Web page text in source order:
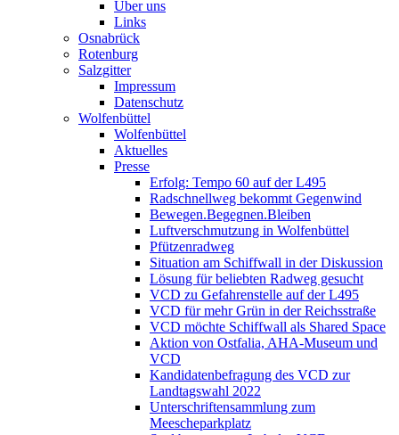
Über uns
Links
Osnabrück
Rotenburg
Salzgitter
Impressum
Datenschutz
Wolfenbüttel
Wolfenbüttel
Aktuelles
Presse
Erfolg: Tempo 60 auf der L495
Radschnellweg bekommt Gegenwind
Bewegen.Begegnen.Bleiben
Luftverschmutzung in Wolfenbüttel
Pfützenradweg
Situation am Schiffwall in der Diskussion
Lösung für beliebten Radweg gesucht
VCD zu Gefahrenstelle auf der L495
VCD für mehr Grün in der Reichsstraße
VCD möchte Schiffwall als Shared Space
Aktion von Ostfalia, AHA-Museum und
VCD
Kandidatenbefragung des VCD zur
Landtagswahl 2022
Unterschriftensammlung zum
Meescheparkplatz